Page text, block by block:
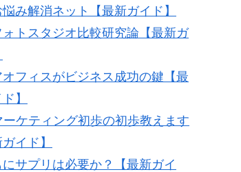
み解消ネット【最新ガイド】
トスタジオ比較研究論【最新ガ
オフィスがビジネス成功の鍵【最
】
ーケティング初歩の初歩教えます
ガイド】
にサプリは必要か？【最新ガイ